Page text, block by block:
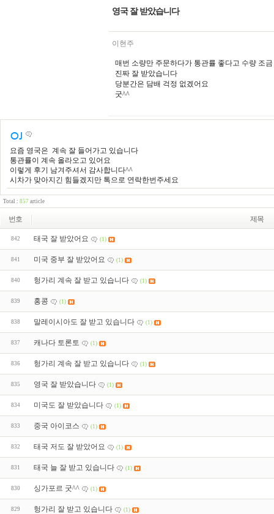
영국 잘 받았습니다
이현주
매번 소량만 주문하다가 통관률 좋다고 수량 조
진짜 잘 받았습니다
당분간은 담배 걱정 없겠어요
굿^^
요즘 영국은 계속 잘 들어가고 있습니다
통관률이 계속 올라오고 있어요
이렇게 후기 남겨주셔서 감사합니다^^
시차가 맞아지긴 힘들겠지만 톡으로 연락한번주세요
Total : 857 article
번호 제목
842 태국 잘 받았어요 (1)
841 미국 중부 잘 받았어요 (1)
840 헝가리 계속 잘 받고 있습니다 (1)
839 홍콩 (1)
838 말레이시아도 잘 받고 있습니다 (1)
837 캐나다 토론토 (1)
836 헝가리 계속 잘 받고 있습니다 (1)
835 영국 잘 받았습니다 (1)
834 미국도 잘 받았습니다 (1)
833 중국 아이코스 (1)
832 태국 저도 잘 받았어요 (1)
831 태국 늘 잘 받고 있습니다 (1)
830 싱가포르 굿^^ (1)
829 헝가리 잘 받고 있습니다 (1)